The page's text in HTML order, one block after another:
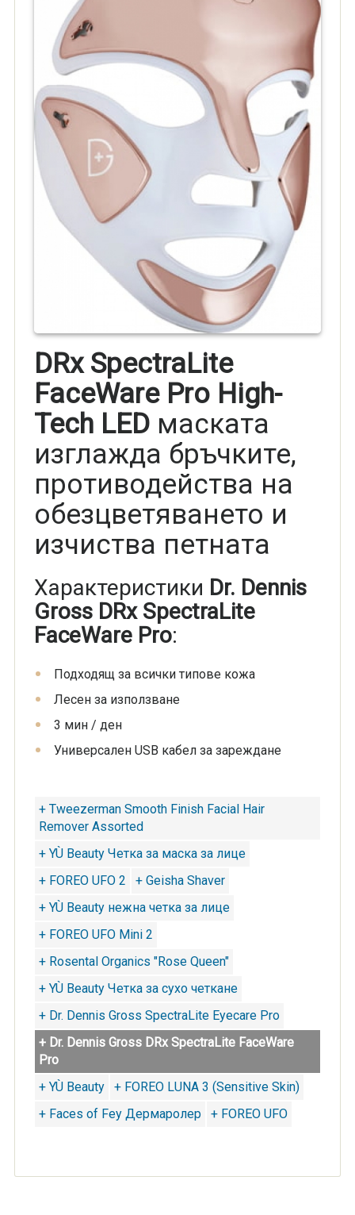
DRx SpectraLite
FaceWare Pro High-
Tech LEDмаската
изглажда бръчките,
противодейства на
обезцветяването и
изчиства петната
Характеристики Dr. Dennis
Gross DRx SpectraLite
FaceWare Pro:
Подходящ за всички типове кожа
Лесен за използване
3 мин / ден
Универсален USB кабел за зареждане
+ Tweezerman Smooth Finish Facial Hair
Remover Assorted
+ YÙ Beauty Четка за маска за лице
+ FOREO UFO 2
+ Geisha Shaver
+ YÙ Beauty нежна четка за лице
+ FOREO UFO Mini 2
+ Rosental Organics "Rose Queen"
+ YÙ Beauty Четка за сухо четкане
+ Dr. Dennis Gross SpectraLite Eyecare Pro
+ Dr. Dennis Gross DRx SpectraLite FaceWare
Pro
+ YÙ Beauty
+ FOREO LUNA 3 (Sensitive Skin)
+ Faces of Fey Дермаролер
+ FOREO UFO